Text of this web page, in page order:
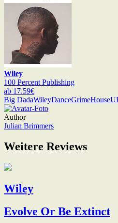
Wiley
100 Percent Publishing
ab 17.59€
Big DadaWileyDanceGrimeHouse
Author
Julian Brimmers
Weitere Reviews
Wiley
Evolve Or Be Extinct